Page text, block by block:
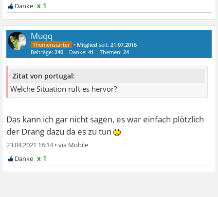
x 1
Muqq
• Mitglied seit:21.07.2016
Beiträge:240 Danke:41 Themen:24
Zitat von portugal:
Welche Situation ruft es hervor?
Das kann ich gar nicht sagen, es war einfach plötzlich
der Drang dazu da es zu tun
23.04.2021 18:14•
x 1